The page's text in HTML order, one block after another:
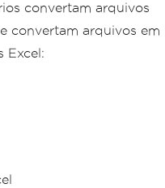
convertam arquivos
convertam arquivos em
Excel: